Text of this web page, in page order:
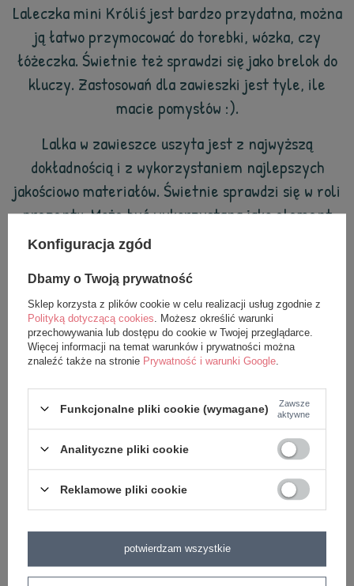
Laleczka mini Króliś jest bardzo przydatna, można
ją łatwo przymocować do torebki, wózka, czy
łóżeczka. Świetnie też sprawdzi się jako brelok do
kluczy. Zastosowań dla zawieszki jest tyle, ile
macie pomysłów :).
Lalka w zawieszce uszyta jest z najwyższą
dokładnością i z wykorzystaniem najlepszych
jakościowo materiałów. Świetnie sprawdzi się w roli
prezentu. Może być wykorzystana jako element
dekoracyjny dziecięcego pokoju.
Wymiary: ok. 27 cm (z zawieszką).
Odpowiednia dla maluszków od urodzenia.
też). Wszystkie produkty w naszym sklepie są
oryginalne i pochodzą bezpośrednio od producenta.
Aby mieć pewność, że są w 100% bezpieczne
poddaliśmy je szczegółowym testom i uzyskaliśmy
odpowiednie certyfikaty (CE, EN-71).
Konfiguracja zgód
Dbamy o Twoją prywatność
Sklep korzysta z plików cookie w celu realizacji usług zgodnie z
Polityką dotyczącą cookies . Możesz określić warunki
przechowywania lub dostępu do cookie w Twojej przeglądarce.
Więcej informacji na temat warunków i prywatności można
znaleźć także na stronie Prywatność i warunki Google
Funkcjonalne pliki cookie (wymagane)
Zawsze
aktywne
Analityczne pliki cookie
Reklamowe pliki cookie
potwierdzam wszystkie